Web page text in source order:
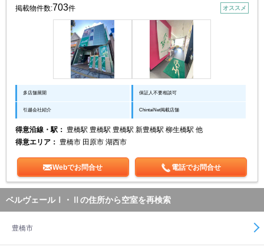
掲載物件数:703件 オススメ
多店舗展開 保証人不要相談可
引越会社紹介 ChintaiNet掲載店舗
得意沿線・駅：
豊橋駅 豊橋駅 豊橋駅 新豊橋駅 柳生橋駅 他
得意エリア：
豊橋市 田原市 湖西市
Webでお問合せ 電話でお問合せ
ベルヴェールⅠ・Ⅱの住所から空室を再検索
豊橋市